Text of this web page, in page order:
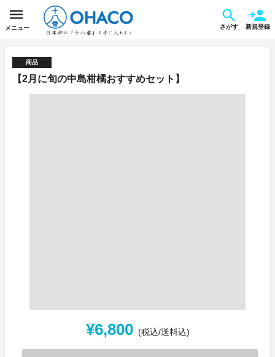
メニュー さがす 新規登録
商品
【2月に旬の中島柑橘おすすめセット】
¥6,800 (税込/送料込)